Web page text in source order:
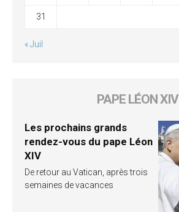
31
« Juil
PAPE LÉON XIV
Les prochains grands
rendez-vous du pape Léon
XIV
De retour au Vatican, après trois
semaines de vacances